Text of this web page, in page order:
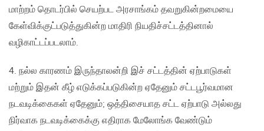
மாற்றம் தொடர்பில் செயற்பட அரசாங்கம் தவறுகின்றமையை
கேள்விக்குட்படுத்துகின்ற மாதிரி நியதிச்சட்டத்தினால்
வழிகாட்டப்படலாம்.
4. நல்ல காரணம் இருந்தாலன்றி இச் சட்டத்தின் ஏற்பாடுகள்
மற்றும் இதன் கீழ் எடுக்கப்படுகின்ற ஏதேனும் சட்டபூர்வமான
நடவடிக்கைகள் ஏதேனும்; ஒத்திசையாத சட்ட ஏற்பாடு அல்லது
நிர்வாக நடவடிக்கைக்கு எதிராக மேலோங்க வேண்டும்